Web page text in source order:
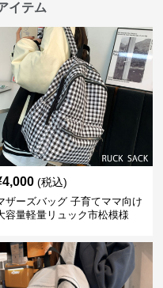
イテム
4,000 (税込)
ザーズバッグ 子育てママ向け
容量軽量リュック市松模様